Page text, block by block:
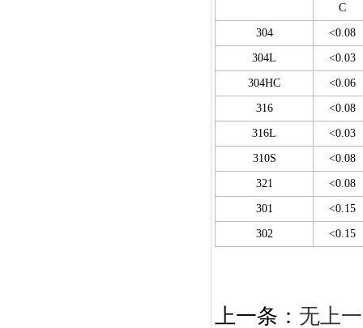
C
304 <0.08
304L <0.03
304HC <0.06
316 <0.08
316L <0.03
310S <0.08
321 <0.08
301 <0.15
302 <0.15
上一条： 无上